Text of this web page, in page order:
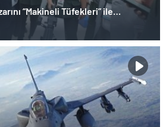
“Makineli Tüfekleri” ile